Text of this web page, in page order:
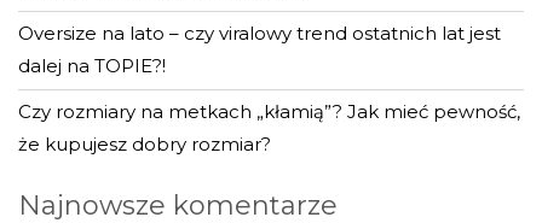
Oversize na lato – czy viralowy trend ostatnich lat jest
dalej na TOPIE?!
Czy rozmiary na metkach „kłamią”? Jak mieć pewność,
że kupujesz dobry rozmiar?
Najnowsze komentarze